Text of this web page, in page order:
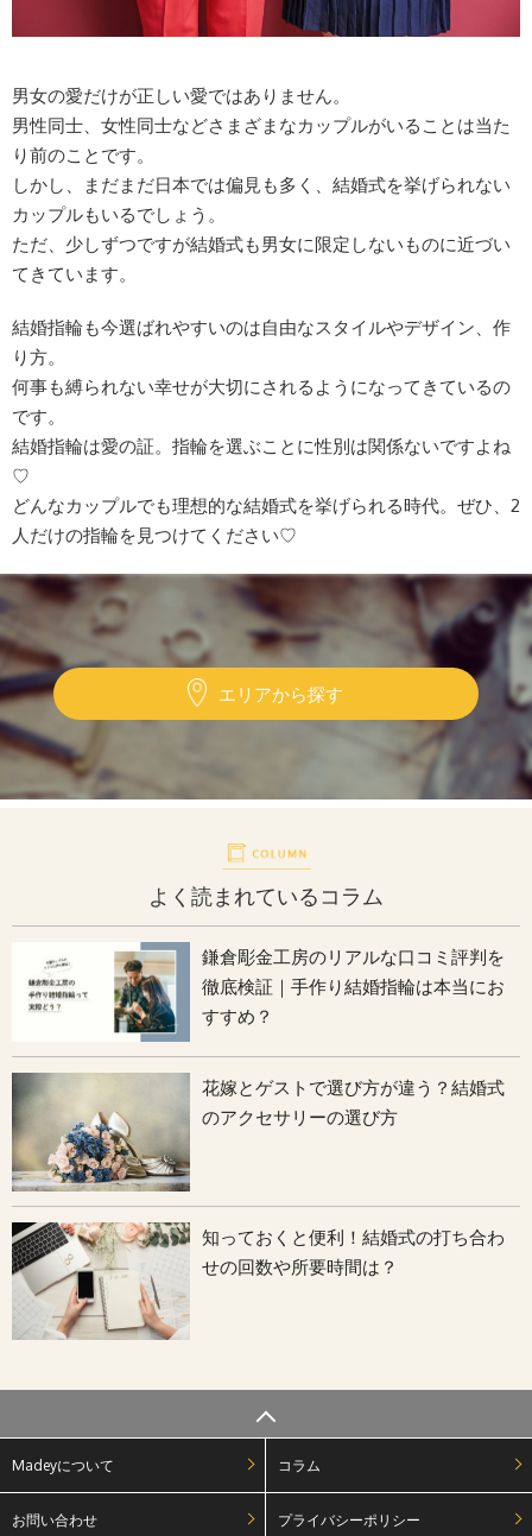
男女の愛だけが正しい愛ではありません。
男性同士、女性同士などさまざまなカップルがいることは当た
り前のことです。
しかし、まだまだ日本では偏見も多く、結婚式を挙げられない
カップルもいるでしょう。
ただ、少しずつですが結婚式も男女に限定しないものに近づい
てきています。
結婚指輪も今選ばれやすいのは自由なスタイルやデザイン、作
り方。
何事も縛られない幸せが大切にされるようになってきているの
です。
結婚指輪は愛の証。指輪を選ぶことに性別は関係ないですよね
♡
どんなカップルでも理想的な結婚式を挙げられる時代。ぜひ、2
人だけの指輪を見つけてください♡
エリアから探す
よく読まれているコラム
鎌倉彫金工房のリアルな口コミ評判を
徹底検証｜手作り結婚指輪は本当にお
すすめ？
花嫁とゲストで選び方が違う？結婚式
のアクセサリーの選び方
知っておくと便利！結婚式の打ち合わ
せの回数や所要時間は？
Madeyについて コラム
お問い合わせ プライバシーポリシー